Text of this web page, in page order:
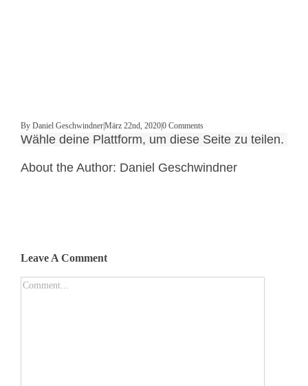
By Daniel Geschwindner|März 22nd, 2020|0 Comments
Wähle deine Plattform, um diese Seite zu teilen.
About the Author: Daniel Geschwindner
Leave A Comment